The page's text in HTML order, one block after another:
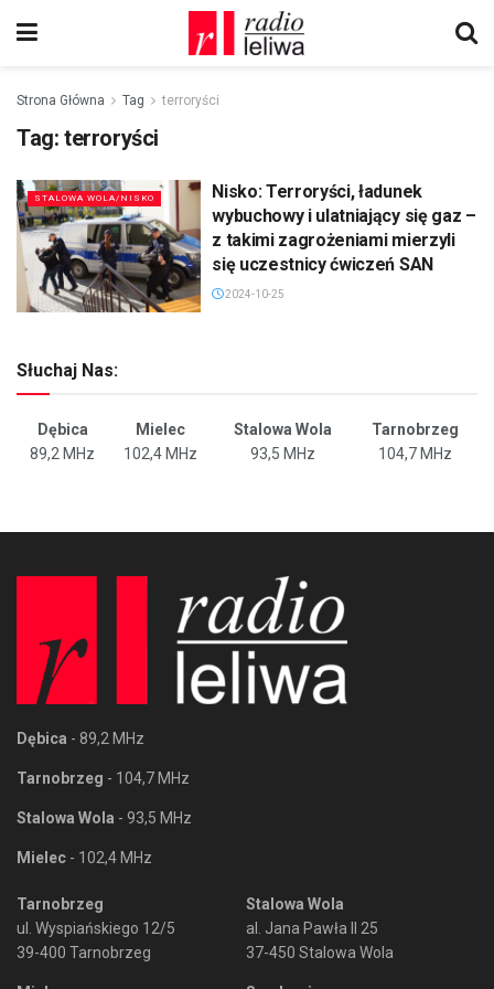
Strona Główna Tag terroryści
Tag: terroryści
STALOWA WOLA/NISKO
Nisko: Terroryści, ładunek
wybuchowy i ulatniający się gaz –
z takimi zagrożeniami mierzyli
się uczestnicy ćwiczeń SAN
2024-10-25
Słuchaj Nas:
Dębica Mielec Stalowa Wola
Tarnobrzeg
89,2 MHz
102,4 MHz 93,5 MHz 104,7 MHz
Dębica - 89,2 MHz
Tarnobrzeg - 104,7 MHz
Stalowa Wola - 93,5 MHz
Mielec - 102,4 MHz
Tarnobrzeg
ul. Wyspiańskiego 12/5
39-400 Tarnobrzeg
Stalowa Wola
al. Jana Pawła II 25
37-450 Stalowa Wola